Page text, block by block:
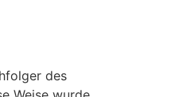
des